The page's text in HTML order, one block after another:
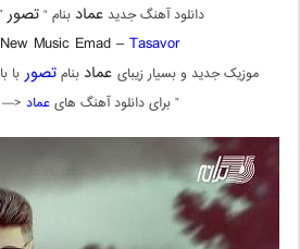
دانلود آهنگ جدیدعماد بنام “تصور
Music Emad –Tasavor
موزیک جدید و بسیار زیبای عماد بنامتصوربا
” برای دانلود آهنگ هایعماد <—